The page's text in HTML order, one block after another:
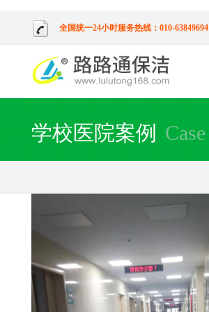
全国统一24小时服务热线：010-63849694
学校医院案例 Case